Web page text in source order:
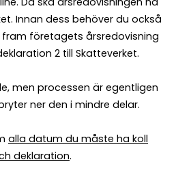
Innan dess behöver du också
företagets årsredovisning
2 till Skatteverket.
men processen är egentligen
ner den i mindre delar.
alla datum du måste ha koll
deklaration.